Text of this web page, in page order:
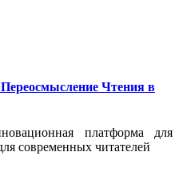
Чтения в
платформа для
современных читателей